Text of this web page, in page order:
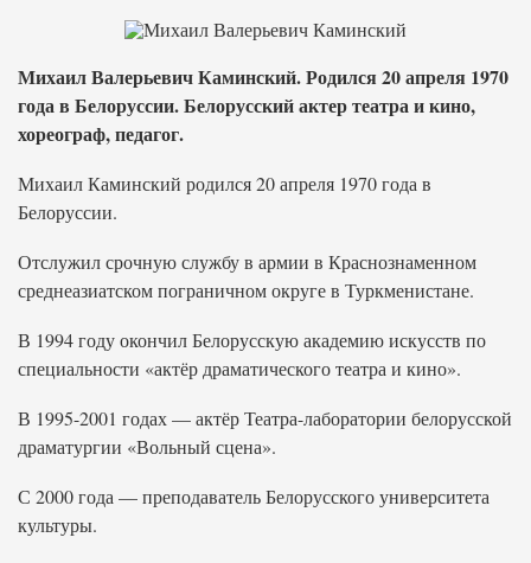
Михаил Валерьевич Каминский. Родился 20 апреля 1970
года в Белоруссии. Белорусский актер театра и кино,
хореограф, педагог.
Михаил Каминский родился 20 апреля 1970 года в
Белоруссии.
Отслужил срочную службу в армии в Краснознаменном
среднеазиатском пограничном округе в Туркменистане.
В 1994 году окончил Белорусскую академию искусств по
специальности «актёр драматического театра и кино».
В 1995-2001 годах — актёр Театра-лаборатории белорусской
драматургии «Вольный сцена».
С 2000 года — преподаватель Белорусского университета
культуры.